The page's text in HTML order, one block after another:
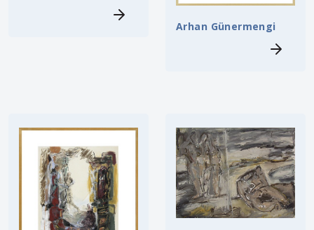
Arhan Günermengi